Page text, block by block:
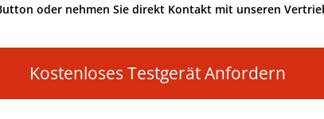
oder nehmen Sie direkt Kontakt mit unseren
Kostenloses Testgerät Anfordern